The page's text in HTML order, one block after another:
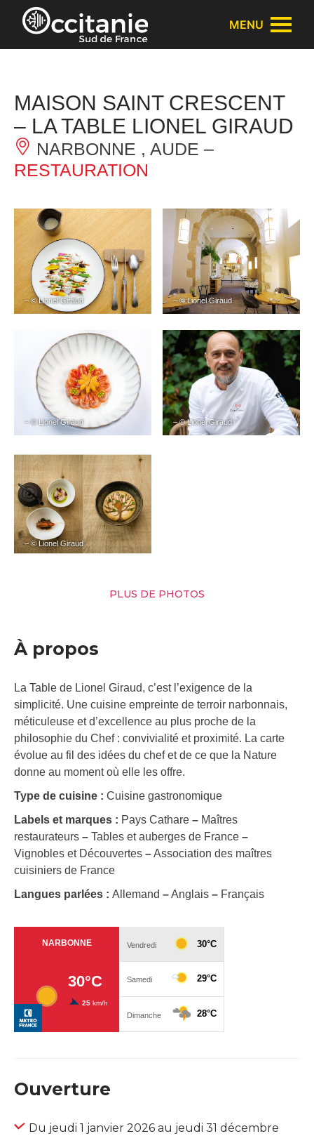
Panneau de gestion des cookies
MENU
MAISON SAINT CRESCENT
– LA TABLE LIONEL GIRAUD
NARBONNE , AUDE –
RESTAURATION
– © Lionel Giraud – © Lionel Giraud
– © Lionel Giraud – © Lionel Giraud
– © Lionel Giraud
PLUS DE PHOTOS
À propos
La Table de Lionel Giraud, c’est l’exigence de la
simplicité. Une cuisine empreinte de terroir narbonnais,
méticuleuse et d’excellence au plus proche de la
philosophie du Chef : convivialité et proximité. La carte
évolue au fil des idées du chef et de ce que la Nature
donne au moment où elle les offre.
Type de cuisine : Cuisine gastronomique
Labels et marques : Pays Cathare – Maîtres
restaurateurs – Tables et auberges de France –
Vignobles et Découvertes –Association des maîtres
cuisiniers de France
Langues parlées : Allemand –Anglais – Français
Ouverture
Du jeudi 1 janvier 2026 au jeudi 31 décembre